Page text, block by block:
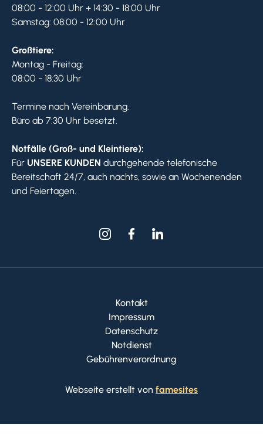
08:00 - 12:00 Uhr + 14:30 - 18:00 Uhr
Samstag: 08:00 - 12:00 Uhr
Großtiere:
Montag - Freitag:
08:00 - 18:30 Uhr
Termine nach Vereinbarung.
Büro ab 7:30 Uhr besetzt.
Notfälle (Groß- und Kleintiere):
Für UNSERE KUNDEN durchgehende telefonische
Bereitschaft 24/7, auch nachts, sowie an Wochenenden
und Feiertagen.
Kontakt
Impressum
Datenschutz
Notdienst
Gebührenverordnung
Webseite erstellt von famesites